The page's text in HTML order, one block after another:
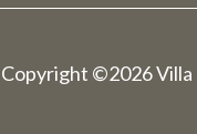
Copyright ©2026 Villa